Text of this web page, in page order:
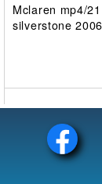
Mclaren mp4/
silverstone 2006